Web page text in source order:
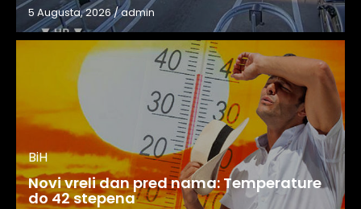
5 Augusta, 2026/admin
BiH
Novi vreli dan pred nama: Temperature
do 42 stepena